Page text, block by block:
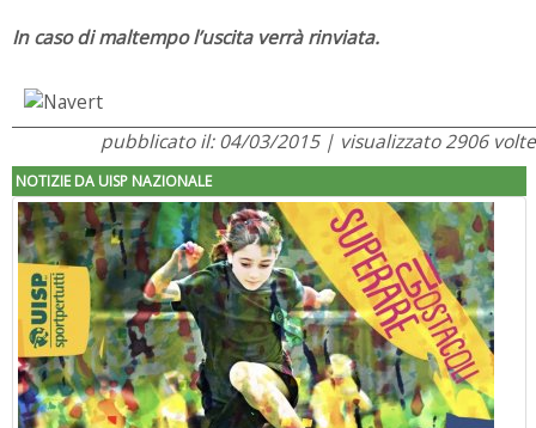
In caso di maltempo l’uscita verrà rinviata.
pubblicato il: 04/03/2015 | visualizzato 2906 volte
NOTIZIE DA UISP NAZIONALE